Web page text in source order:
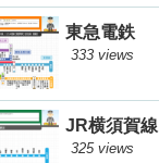
東急電鉄
333 views
JR横須賀線
325 views